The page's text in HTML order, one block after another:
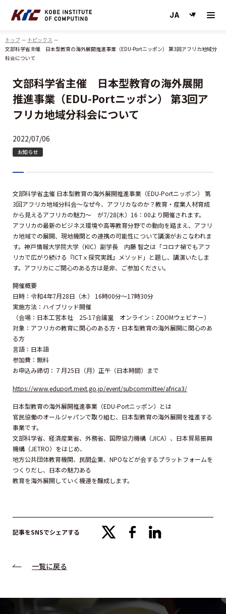
トップ
トピックス
文部科学省主催 日本型教育の海外展開推進事業（EDU-Portニッポン） 第3回アフリカ地域分
科会について
文部科学省主催 日本型教育の海外展開
推進事業（EDU-Portニッポン） 第3回ア
フリカ地域分科会について
2022/07/06
お知らせ
文部科学省主催 日本型教育の海外展開推進事業（EDU-Portニッポン） 第
3回アフリカ地域分科会～なぜ今、アフリカなのか？教育・産業人材育成
から見えるアフリカの魅力～ が7/28(木）16：00より開催されます。
アフリカの最新のビジネス環境や高等教育分野での動向を踏まえ、アフリ
カ地域での展開、現地機関との連携の可能性について講演がおこなわれま
す。神戸情報大学院大学（KIC）副学長 内藤 智之は「コロナ禍でもアフ
リカで広がり続ける『ICTｘ探究実践』メソッド」と題し、講演いたしま
す。アフリカにご関心のある方は是非、ご参加ください。
開催概要
日時：令和4年7月28日（木） 16時00分～17時30分
実施方法：ハイブリッド開催
（会場：日本工営本社 2S-17会議室 オンライン：ZOOMウェビナー）
対象：アフリカの教育に関心のある方・日本型教育の海外展開に関心のあ
る方
言語：日本語
参加費：無料
お申込み締切：７月25日（月）正午（日本時間）まで
https://www.eduport.mext.go.jp/event/subcommittee/africa3/
日本型教育の海外展開推進事業（EDU-Portニッポン）とは
官民協働のオールジャパンで取り組む、日本型教育の海外展開を推進する
事業です。
文部科学省、経済産業省、外務省、国際協力機構（JICA）、日本貿易振興
機構（JETRO）をはじめ、
地方公共団体教育機関、民間企業、NPOなどが会するプラットフォームを
つくりだし、日本の魅力ある
教育を海外展開していく機運を醸成します。
記事をSNSでシェアする facebooklinkedin
一覧に戻る